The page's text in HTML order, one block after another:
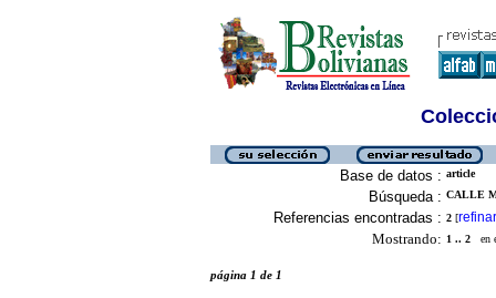
Base de datos : article
Búsqueda : CALLE
Referencias encontradas : 2 [refinar
Mostrando: 1 .. 2 en
página 1 de 1